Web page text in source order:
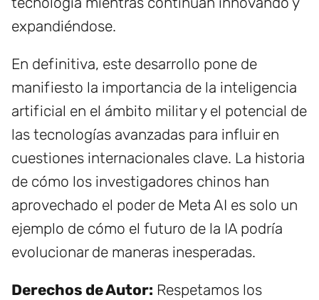
expandiéndose.
En definitiva, este desarrollo pone de
manifiesto la importancia de la inteligencia
artificial en el ámbito militar y el potencial de
las tecnologías avanzadas para influir en
cuestiones internacionales clave. La historia
de cómo los investigadores chinos han
aprovechado el poder de Meta AI es solo un
ejemplo de cómo el futuro de la IA podría
evolucionar de maneras inesperadas.
Derechos de Autor: Respetamos los